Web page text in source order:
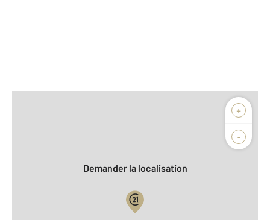
+
-
Biens vendus
Demander la localisation